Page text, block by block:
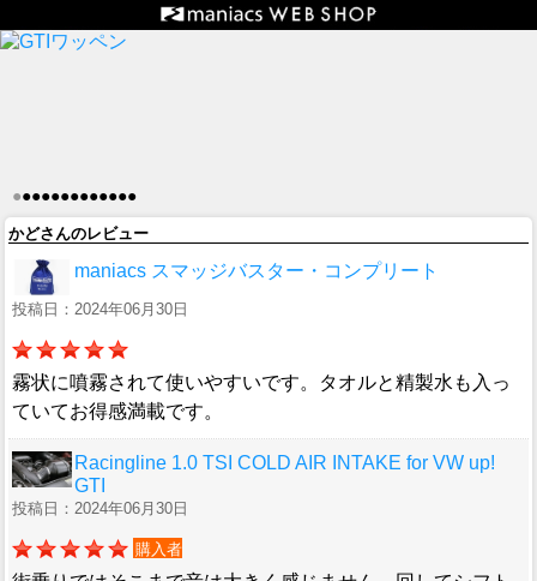
●●●●●●●●●●●●●
かどさんのレビュー
maniacs スマッジバスター・コンプリート
投稿日：2024年06月30日
霧状に噴霧されて使いやすいです。タオルと精製水も入っ
ていてお得感満載です。
Racingline 1.0 TSI COLD AIR INTAKE for VW up!
GTI
投稿日：2024年06月30日
購入者